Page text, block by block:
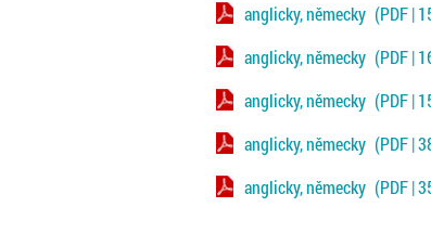
anglicky, německy (PDF |
anglicky, německy (PDF |
anglicky, německy (PDF |
anglicky, německy (PDF |
anglicky, německy (PDF |